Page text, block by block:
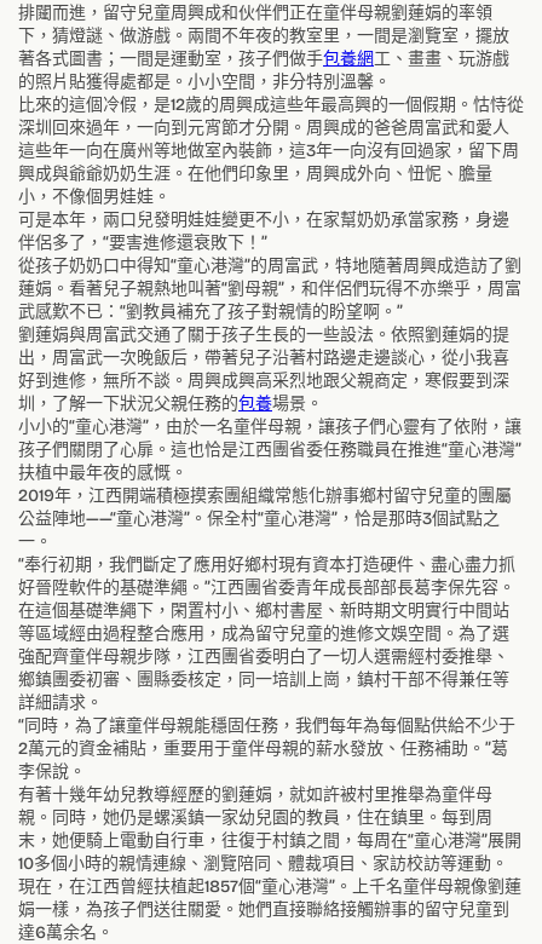
排闥而進，留守兒童周興成和伙伴們正在童伴母親劉蓮娟的率領
下，猜燈謎、做游戲。兩間不年夜的教室里，一間是瀏覽室，擺放
著各式圖書；一間是運動室，孩子們做手包養網工、畫畫、玩游戲
的照片貼獲得處都是。小小空間，非分特別溫馨。
比來的這個冷假，是12歲的周興成這些年最高興的一個假期。怙恃從
深圳回來過年，一向到元宵節才分開。周興成的爸爸周富武和愛人
這些年一向在廣州等地做室內裝飾，這3年一向沒有回過家，留下周
興成與爺爺奶奶生涯。在他們印象里，周興成外向、忸怩、膽量
小，不像個男娃娃。
可是本年，兩口兒發明娃娃變更不小，在家幫奶奶承當家務，身邊
伴侶多了，“要害進修還衰敗下！”
從孩子奶奶口中得知“童心港灣”的周富武，特地隨著周興成造訪了劉
蓮娟。看著兒子親熱地叫著“劉母親”，和伴侶們玩得不亦樂乎，周富
武感歎不已：“劉教員補充了孩子對親情的盼望啊。”
劉蓮娟與周富武交通了關于孩子生長的一些設法。依照劉蓮娟的提
出，周富武一次晚飯后，帶著兒子沿著村路邊走邊談心，從小我喜
好到進修，無所不談。周興成興高采烈地跟父親商定，寒假要到深
圳，了解一下狀況父親任務的包養場景。
小小的“童心港灣”，由於一名童伴母親，讓孩子們心靈有了依附，讓
孩子們關閉了心扉。這也恰是江西團省委任務職員在推進“童心港灣”
扶植中最年夜的感慨。
2019年，江西開端積極摸索團組織常態化辦事鄉村留守兒童的團屬
公益陣地——“童心港灣”。保全村“童心港灣”，恰是那時3個試點之
一。
“奉行初期，我們斷定了應用好鄉村現有資本打造硬件、盡心盡力抓
好晉陞軟件的基礎準繩。”江西團省委青年成長部部長葛李保先容。
在這個基礎準繩下，閑置村小、鄉村書屋、新時期文明實行中間站
等區域經由過程整合應用，成為留守兒童的進修文娛空間。為了選
強配齊童伴母親步隊，江西團省委明白了一切人選需經村委推舉、
鄉鎮團委初審、團縣委核定，同一培訓上崗，鎮村干部不得兼任等
詳細請求。
“同時，為了讓童伴母親能穩固任務，我們每年為每個點供給不少于
2萬元的資金補貼，重要用于童伴母親的薪水發放、任務補助。”葛
李保說。
有著十幾年幼兒教導經歷的劉蓮娟，就如許被村里推舉為童伴母
親。同時，她仍是螺溪鎮一家幼兒園的教員，住在鎮里。每到周
末，她便騎上電動自行車，往復于村鎮之間，每周在“童心港灣”展開
10多個小時的親情連線、瀏覽陪同、體裁項目、家訪校訪等運動。
現在，在江西曾經扶植起1857個“童心港灣”。上千名童伴母親像劉蓮
娟一樣，為孩子們送往關愛。她們直接聯絡接觸辦事的留守兒童到
達6萬余名。